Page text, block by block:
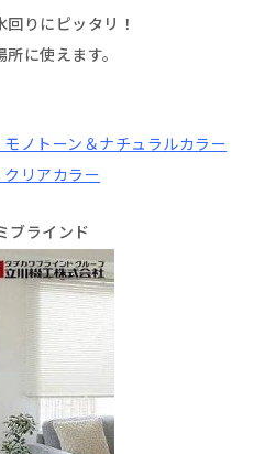
りにピッタリ！
に使えます。
ノトーン＆ナチュラルカラー
クリアカラー
ブラインド